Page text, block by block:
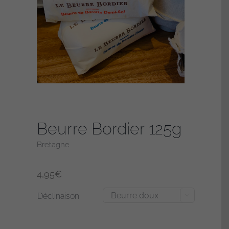
Beurre Bordier 125g
Bretagne
4,95€
Déclinaison